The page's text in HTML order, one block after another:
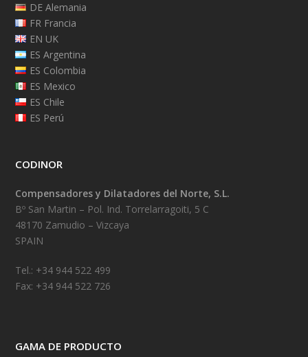
DE Alemania
FR Francia
EN UK
ES Argentina
ES Colombia
ES Mexico
ES Chile
ES Perú
CODINOR
Compensadores y Dilatadores del Norte, S.L.
Bº San Martin – Pol. Ind. Torrelarragoiti, 5 C
48170 Zamudio – Vizcaya
SPAIN
Tel.: +34 944 522 499
Fax: +34 944 522 726
GAMA DE PRODUCTO